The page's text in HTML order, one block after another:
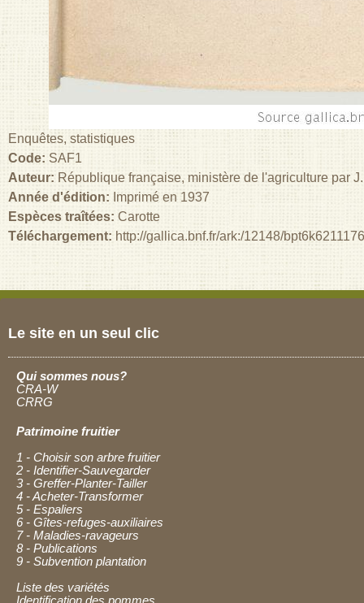
Enquêtes, statistiques
Code: SAF1
Auteur: République française, ministère de l'agriculture par
Année d'édition: Imprimé en 1937
Espèces traîtées: Carotte
Téléchargement: http://gallica.bnf.fr/ark:/12148/
Le site en un seul clic
Qui sommes nous?
CRA-W
CRRG
Patrimoine fruitier
1 - Choisir son arbre fruitier
2 - Identifier-Sauvegarder
3 - Greffer-Planter-Tailler
4 - Acheter-Transformer
5 - Espaliers
6 - Gîtes-refuges-auxiliaires
7 - Maladies-ravageurs
8 - Publications
9 - Subvention plantation
Liste des variétés
Identification des pommes